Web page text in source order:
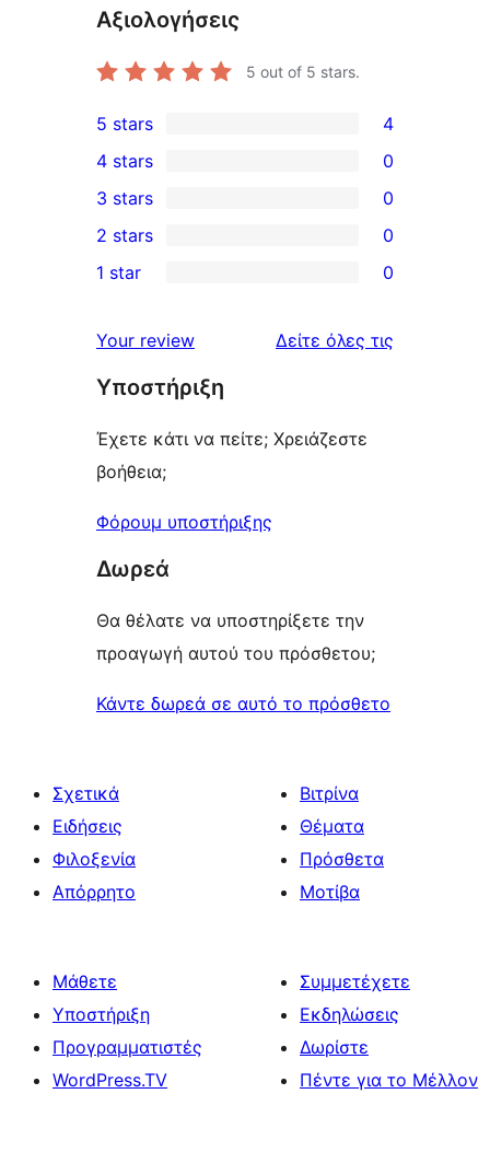
Αξιολογήσεις
5 out of 5 stars.
4
5-
star
reviews
5 stars 4
4-
star
reviews
4 stars 0
0
3-
star
3 stars 0
2-
reviews
2 stars 0
star
reviews
1 star 0
Your review Δείτε όλες τις
Υποστήριξη
Έχετε κάτι να πείτε; Χρειάζεστε
βοήθεια;
Φόρουμ υποστήριξης
Δωρεά
Θα θέλατε να υποστηρίξετε την
προαγωγή αυτού του πρόσθετου;
Κάντε δωρεά σε αυτό το πρόσθετο
Σχετικά
Ειδήσεις
Φιλοξενία
Απόρρητο
Βιτρίνα
Θέματα
Πρόσθετα
Μοτίβα
Μάθετε
Υποστήριξη
Προγραμματιστές
WordPress.TV
Συμμετέχετε
Εκδηλώσεις
Δωρίστε
Πέντε για το Μέλλον